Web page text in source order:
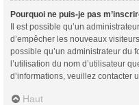
Pourquoi ne puis-je pas
Il est possible qu’un
d’empêcher les nouveaux
possible qu’un administrateur du
l’utilisation du nom d’utilisateur
d’informations, veuillez contacter
Haut